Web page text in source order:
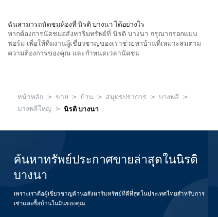
ฉันสามารถนัดชมห้องที่ นิรติ บางนา ได้อย่างไร
หากต้องการนัดชมอสังหาริมทรัพย์ที่ นิรติ บางนา กรุณากรอกแบบ
ฟอร์ม เพื่อให้ทีมงานผู้เชี่ยวชาญของเราช่วยหาบ้านที่เหมาะสมตาม
ความต้องการของคุณ และกำหนดเวลานัดชม
หน้าหลัก > ขาย > บ้าน > สมุทรปราการ > บางพลี >
บางพลีใหญ่ > นิรติ บางนา
ค้นหาทรัพย์ประกาศขายล่าสุดในนิรติ
บางนา
เพราะเราคือผู้เชี่ยวชาญด้านอสังหาริมทรัพย์ที่ดีที่สุดในประเทศไทยสำหรับการ
เช่าและซื้อบ้านในฝันของคุณ